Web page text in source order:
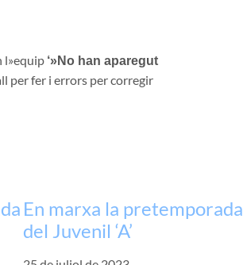
l»equip ‘»No han aparegut
per fer i errors per corregir
En marxa la pretemporada
del Juvenil ‘A’